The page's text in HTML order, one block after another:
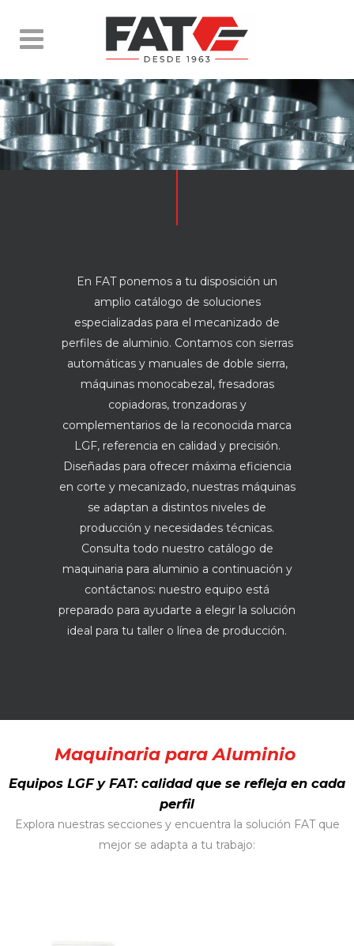
En FAT ponemos a tu disposición un
amplio catálogo de soluciones
especializadas para el mecanizado de
perfiles de aluminio. Contamos con sierras
automáticas y manuales de doble sierra,
máquinas monocabezal, fresadoras
copiadoras, tronzadoras y
complementarios de la reconocida marca
LGF, referencia en calidad y precisión.
Diseñadas para ofrecer máxima eficiencia
en corte y mecanizado, nuestras máquinas
se adaptan a distintos niveles de
producción y necesidades técnicas.
Consulta todo nuestro catálogo de
maquinaria para aluminio a continuación y
contáctanos: nuestro equipo está
preparado para ayudarte a elegir la solución
ideal para tu taller o línea de producción.
Maquinaria para Aluminio
Equipos LGF y FAT: calidad que se refleja en cada
perfil
Explora nuestras secciones y encuentra la solución FAT que
mejor se adapta a tu trabajo: